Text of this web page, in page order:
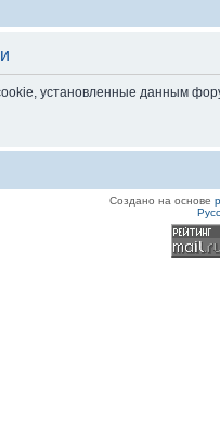
установленные данным
Создано на основе